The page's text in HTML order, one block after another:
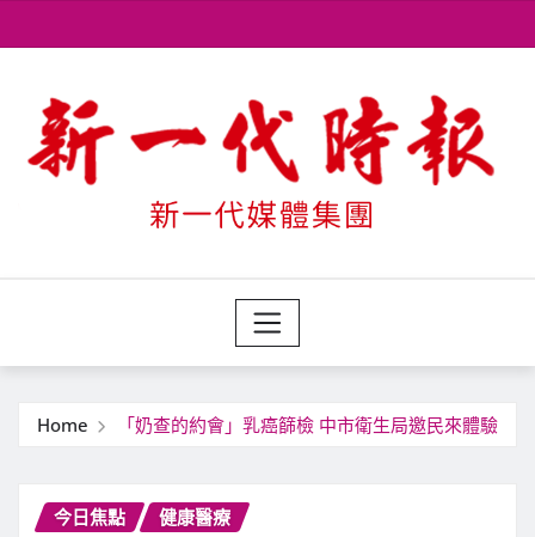
to
Home 「奶查的約會」乳癌篩檢 中市衛生局邀民來體驗
今日焦點 健康醫療